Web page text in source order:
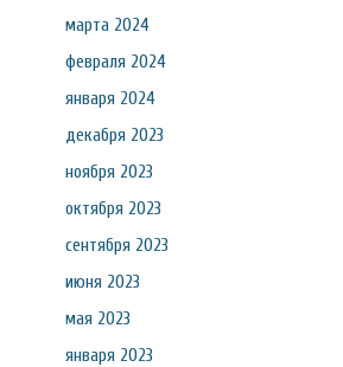
марта 2024
февраля 2024
января 2024
декабря 2023
ноября 2023
октября 2023
сентября 2023
июня 2023
мая 2023
января 2023